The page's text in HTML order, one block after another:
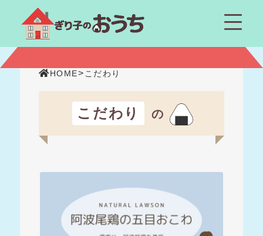
HOME> こだわり
こだわり の